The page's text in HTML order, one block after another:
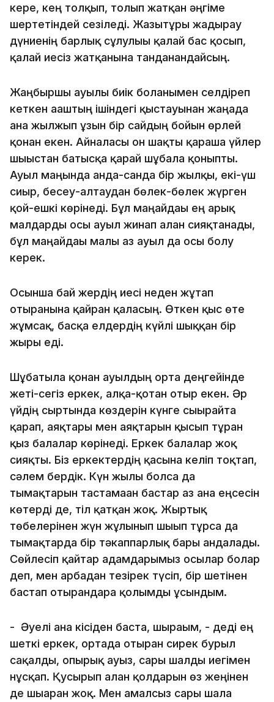
кере, кең толқып, толып жатқан әңгіме
шертетіндей сезіледі. Жазғытұрғы жадырау
дүниенің барлық сұлулығы қалай бас қосып,
қалай иесіз жатқанына танданғандайсың.
Жаңбыршы ауылы биік болғанымен селдіреп
кеткен ағаштың ішіндегі қыстауынан жаңада
ғана жылжып ұзын бір сайдың бойын өрлей
қонған екен. Айналасы он шақты қараша үйлер
шығыстан батысқа қарай шұбала қоныпты.
Ауыл маңында анда-санда бір жылқы, екі-үш
сиыр, бесеу-алтаудан бөлек-бөлек жүрген
қой-ешкі көрінеді. Бұл маңайдағы ең арық
малдарды осы ауыл жинап алған сияқтанады,
бұл маңайдағы малы аз ауыл да осы болу
керек.
Осынша бай жердің иесі неден жұтап
отырғанына қайран қаласың. Өткен қыс өте
жұмсақ, басқа елдердің күйлі шыққан бір
жыры еді.
Шұбатыла қонған ауылдың орта деңгейінде
жеті-сегіз еркек, алқа-қотан отыр екен. Әр
үйдің сыртында көздерін күнге сығырайта
қарап, аяқтары мен аяқтарын қысып тұрған
қыз балалар көрінеді. Еркек балалар жоқ
сияқты. Біз еркектердің қасына келіп тоқтап,
сәлем бердік. Күн жылы болса да
тымақтарын тастамаған бастар аз ғана еңсесін
көтерді де, тіл қатқан жоқ. Жыртық
төбелерінен жүн жұлынып шығып тұрса да
тымақтарда бір тәкаппарлық бары андалады.
Сөйлесіп қайтар адамдарымыз осылар болар
деп, мен арбадан тезірек түсіп, бір шетінен
бастап отырғандарға қолымды ұсындым.
- Әуелі ана кісіден баста, шырағым, - деді ең
шеткі еркек, ортада отырған сирек бурыл
сақалды, опырық ауыз, сары шалды иегімен
нұсқап. Қусырып алған қолдарын өз жеңінен
де шығарған жоқ. Мен амалсыз сары шалға